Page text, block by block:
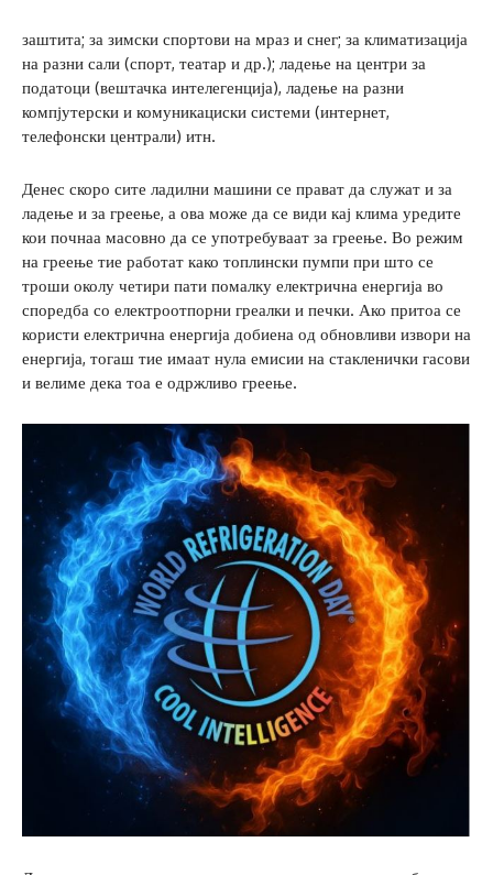
заштита; за зимски спортови на мраз и снег; за климатизација
на разни сали (спорт, театар и др.); ладење на центри за
податоци (вештачка интелегенција), ладење на разни
компјутерски и комуникациски системи (интернет,
телефонски централи) итн.
Денес скоро сите ладилни машини се прават да служат и за
ладење и за греење, а ова може да се види кај клима уредите
кои почнаа масовно да се употребуваат за греење. Во режим
на греење тие работат како топлински пумпи при што се
троши околу четири пати помалку електрична енергија во
споредба со електроотпорни греалки и печки. Ако притоа се
користи електрична енергија добиена од обновливи извори на
енергија, тогаш тие имаат нула емисии на стакленички гасови
и велиме дека тоа е одржливо греење.